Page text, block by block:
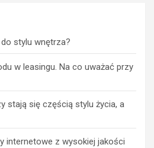
stylu wnętrza?
w leasingu. Na co uważać przy
stają się częścią stylu życia, a
internetowe z wysokiej jakości